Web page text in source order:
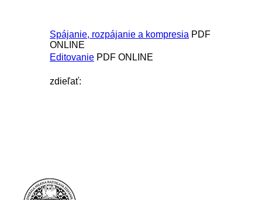
Spájanie, rozpájanie a kompresia PDF
ONLINE
Editovanie PDF ONLINE
zdieľať: